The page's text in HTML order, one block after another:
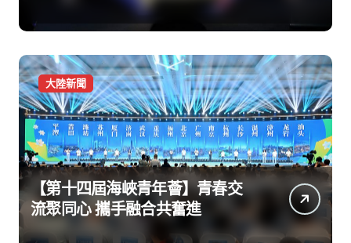
大陸新聞
【第十四屆海峽青年薈】青春交
流聚同心 攜手融合共奮進